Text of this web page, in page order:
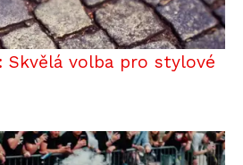
Skvělá volba pro stylové